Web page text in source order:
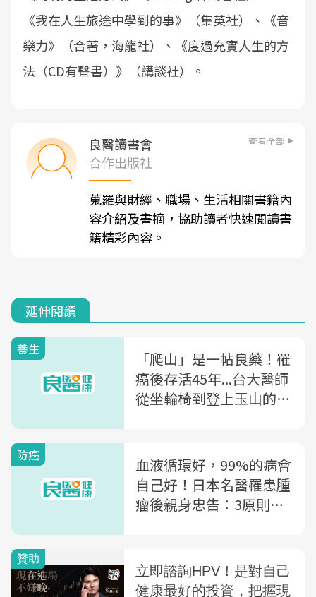
《我在人生旅途中學到的事》（集英社）、《音
樂力》（合著，海龍社）、《度過充實人生的方
法（CD有聲書）》（講談社）。
良醫讀書會 查看全部
合作出版社
蒐羅與財經、職場、生活相關書籍內
容介紹及書摘，協助讀者快速閱讀書
籍精彩內容。
延伸閱讀
養生
「爬山」是一帖良藥！罹
癌後存活45年...台大醫師
從坐輪椅到登上玉山的奇
防癌
血液循環好，99%的病會
自己好！日本名醫罹患腫
瘤後親身忠告：3原則健